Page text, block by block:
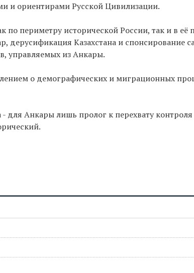
и ориентирами Русской Цивилизации.
периметру исторической России, так и в её
Казахстана и спонсирование
управляемых из Анкары.
о демографических и миграционных
- для Анкары лишь пролог к перехвату